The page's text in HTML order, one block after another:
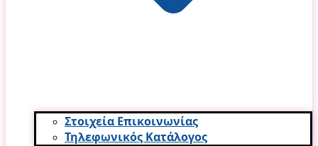
Στοιχεία Επικοινωνίας
Τηλεφωνικός Κατάλογος